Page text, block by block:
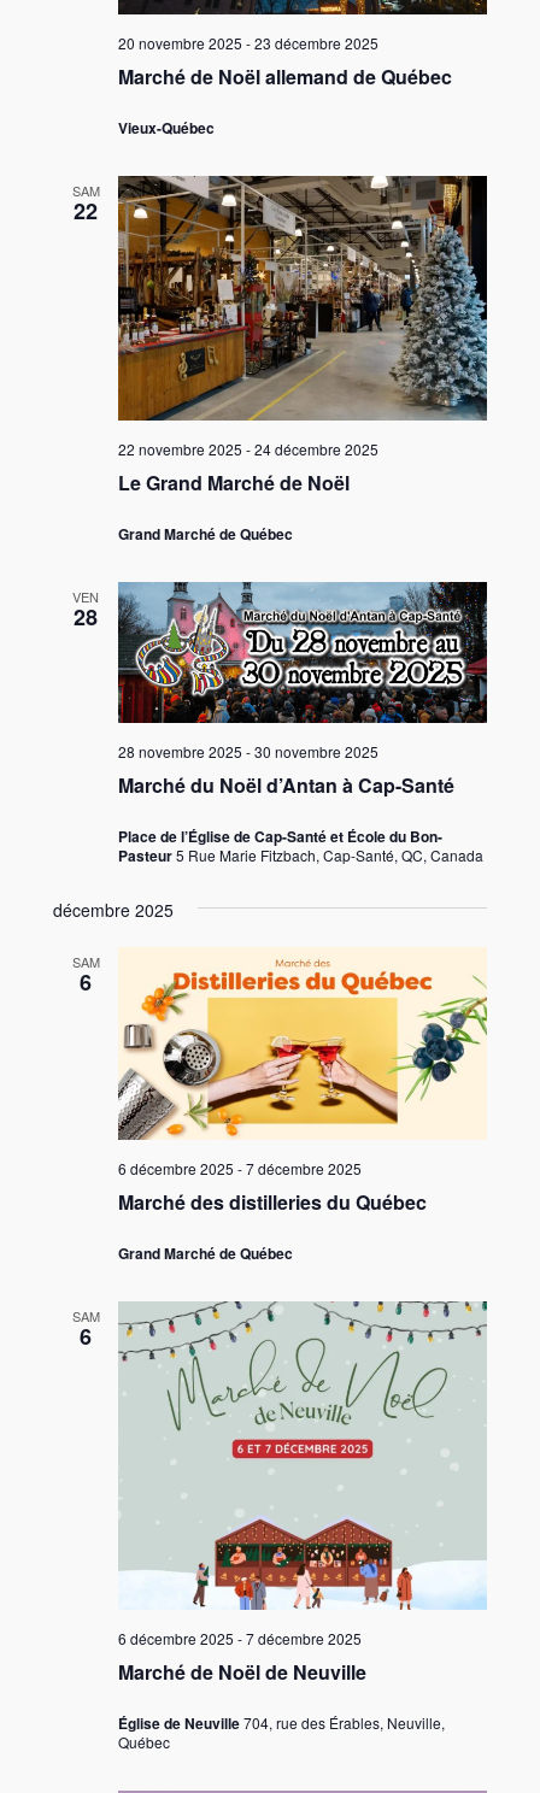
Marché de Noël allemand de Québec
20 novembre 2025 -23 décembre 2025
Vieux-Québec
SAM
22
Le Grand Marché de Noël
22 novembre 2025 -24 décembre 2025
Grand Marché de Québec
VEN
28
Marché du Noël d’Antan à Cap-Santé
28 novembre 2025 -30 novembre 2025
Place de l’Église de Cap-Santé et École du Bon-
Pasteur5 Rue Marie Fitzbach, Cap-Santé, QC, Canada
décembre 2025
SAM
6
Marché des distilleries du Québec
6 décembre 2025 -7 décembre 2025
Grand Marché de Québec
SAM
6
Marché de Noël de Neuville
6 décembre 2025 -7 décembre 2025
Église de Neuville704, rue des Érables, Neuville,
Québec